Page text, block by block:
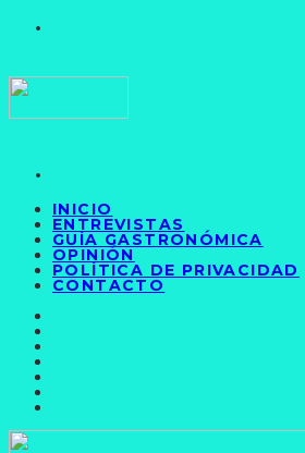
INICIO
ENTREVISTAS
GUÍA GASTRONÓMICA
OPINIÓN
POLÍTICA DE PRIVACIDAD
CONTACTO